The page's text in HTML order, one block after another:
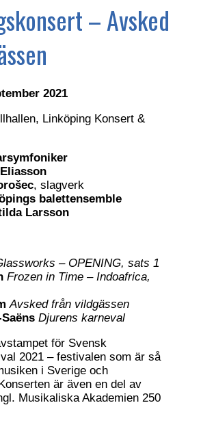
– Avsked
2021
Linköping Konsert &
, slagverk
balettensemble
Larsson
– OPENING, sats 1
Frozen in Time – Indoafrica,
Avsked från vildgässen
Djurens karneval
för Svensk
2021 – festivalen som är så
i Sverige och
är även en del av
Musikaliska Akademien 250